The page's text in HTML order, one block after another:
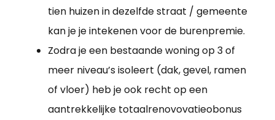
tien huizen in dezelfde straat / gemeente
kan je je intekenen voor de burenpremie.
Zodra je een bestaande woning op 3 of
meer niveau’s isoleert (dak, gevel, ramen
of vloer) heb je ook recht op een
aantrekkelijke totaalrenovovatieobonus